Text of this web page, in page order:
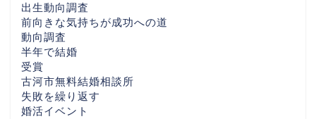
出生動向調査
前向きな気持ちが成功への道
動向調査
半年で結婚
受賞
古河市無料結婚相談所
失敗を繰り返す
婚活イベント
んでほしい話 （30代後